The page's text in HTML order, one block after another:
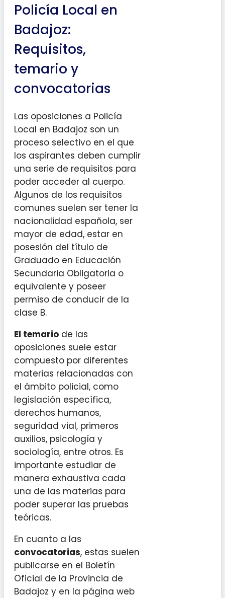
Policía Local en
Badajoz:
Requisitos,
temario y
convocatorias
Las oposiciones a Policía
Local en Badajoz son un
proceso selectivo en el que
los aspirantes deben cumplir
una serie de requisitos para
poder acceder al cuerpo.
Algunos de los requisitos
comunes suelen ser tener la
nacionalidad española, ser
mayor de edad, estar en
posesión del título de
Graduado en Educación
Secundaria Obligatoria o
equivalente y poseer
permiso de conducir de la
clase B.
El temario de las
oposiciones suele estar
compuesto por diferentes
materias relacionadas con
el ámbito policial, como
legislación específica,
derechos humanos,
seguridad vial, primeros
auxilios, psicología y
sociología, entre otros. Es
importante estudiar de
manera exhaustiva cada
una de las materias para
poder superar las pruebas
teóricas.
En cuanto a las
convocatorias, estas suelen
publicarse en el Boletín
Oficial de la Provincia de
Badajoz y en la página web